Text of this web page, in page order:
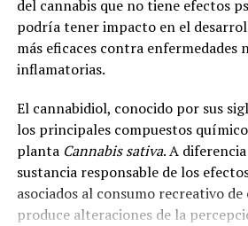
del cannabis que no tiene efectos
podría tener impacto en el
más eficaces contra enfermedades
inflamatorias.
El cannabidiol, conocido por sus
los principales compuestos
planta Cannabis sativa. A
sustancia responsable de los
asociados al consumo recreativo de
produce alteraciones de la